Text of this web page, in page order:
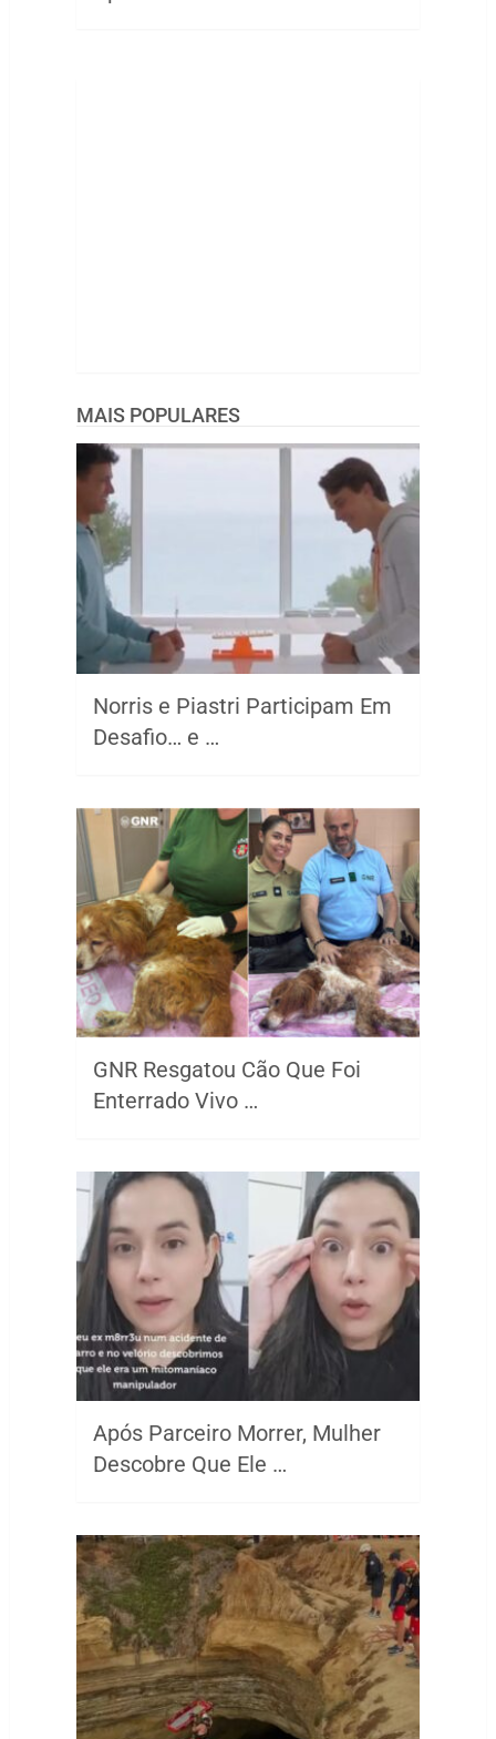
MAIS POPULARES
Norris e Piastri Participam Em
Desafio… e …
GNR Resgatou Cão Que Foi
Enterrado Vivo …
Após Parceiro Morrer, Mulher
Descobre Que Ele …